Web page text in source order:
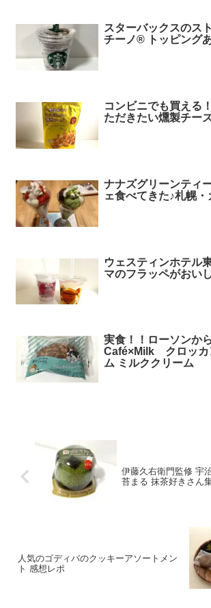
スターバックスのス
チーノ® トッピング
コンビニでも買える
ただきたい燻製チー
ナナズグリーンティ
ェ食べてきた♪札幌・
ウェスティンホテル
マのフラッペがおい
実食！！ローソンか
Café×Milk クロッカ
ム ミルククリーム
伊藤久右衛門監修 宇
苔まる 抹茶好きさん
人気のゴディバのクッキーアソートメン
ト 感想レポ